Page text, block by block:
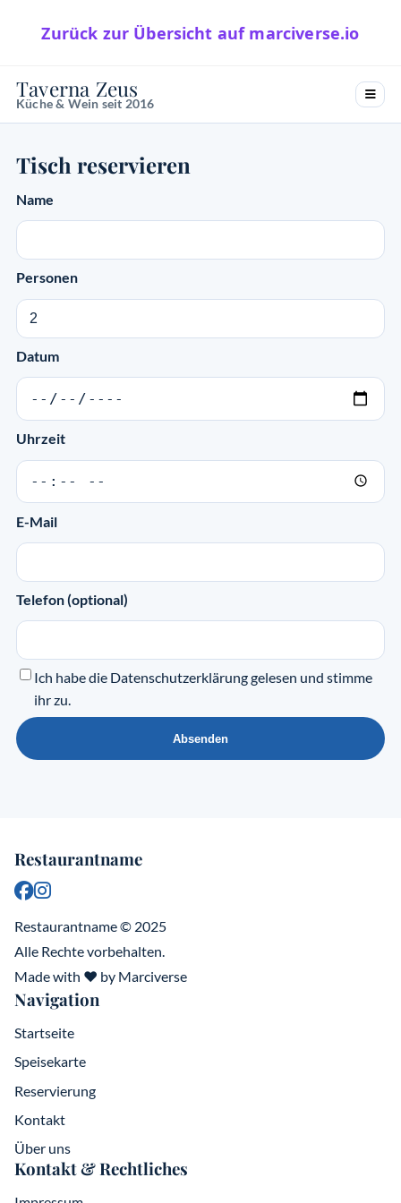
Zurück zur Übersicht auf marciverse.io
Taverna Zeus
Küche & Wein seit 2016
Tisch reservieren
Name
Personen
Datum
Uhrzeit
E-Mail
Telefon (optional)
Ich habe die Datenschutzerklärunggelesen und stimme
ihr zu.
Absenden
Restaurantname
Restaurantname © 2025
Alle Rechte vorbehalten.
Made with ❤️ by Marciverse
Navigation
Startseite
Speisekarte
Reservierung
Kontakt
Über uns
Kontakt & Rechtliches